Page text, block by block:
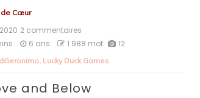
de Cœur
2 commentaires
Above
Below
6 ans 1 988 mot 12
Geronimo, Lucky Duck Games
and Below